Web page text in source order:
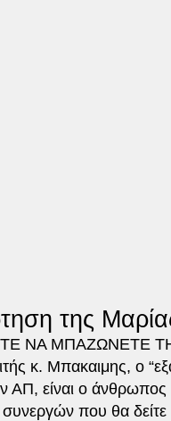
της
ΝΑ ΜΠΑΖΩΝΕΤΕ
κ. Μπακαιμης, ο
ΑΠ, είναι ο
που θα δείτε